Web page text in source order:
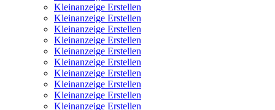
Kleinanzeige Erstellen
Kleinanzeige Erstellen
Kleinanzeige Erstellen
Kleinanzeige Erstellen
Kleinanzeige Erstellen
Kleinanzeige Erstellen
Kleinanzeige Erstellen
Kleinanzeige Erstellen
Kleinanzeige Erstellen
Kleinanzeige Erstellen